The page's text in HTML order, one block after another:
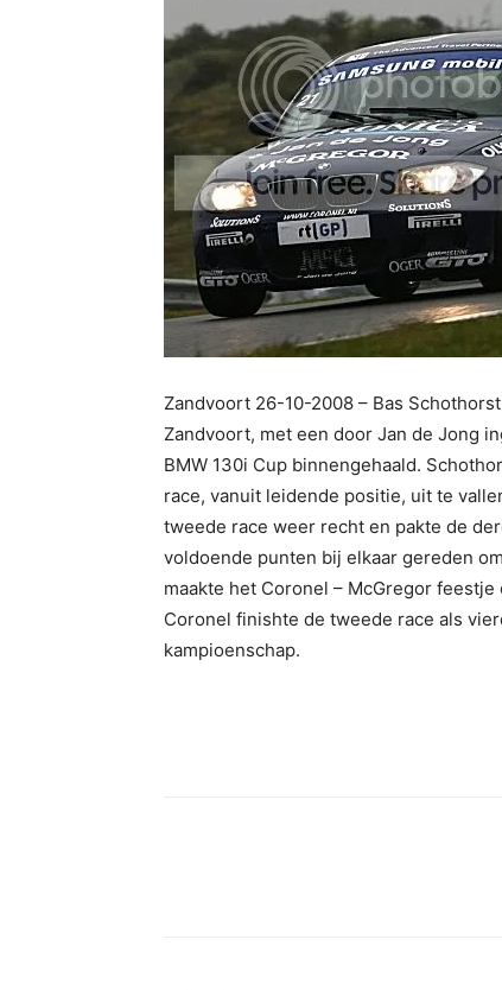
Zandvoort 26-10-2008 – Bas
Zandvoort, met een door Jan de Jong
BMW 130i Cup binnengehaald.
race, vanuit leidende positie, uit te
tweede race weer recht en pakte de
voldoende punten bij elkaar gereden
maakte het Coronel – McGregor
Coronel finishte de tweede race als
kampioenschap.